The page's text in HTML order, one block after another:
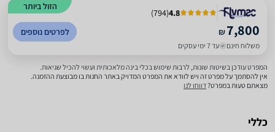
הזול ביותר
4.8
(
794
)
₪7,800
משלוח חינם עד 7 ימי עסקים
לפרטים נוספים
המפרט עודכן בשיטות שונות, לרבות שימוש בכלי בינה מלאכותית ועשוי להכיל שגיאות.
אין להסתמך על מפרט זה ויש לוודא את המפרט המדויק באתר החנות בו מבוצעת ההזמנה.
מצאתם טעות במפרט?דווחו לנו
כללי